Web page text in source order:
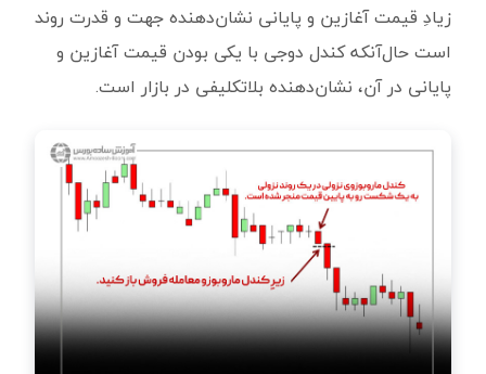
زیادِ قیمت آغازین و پایانی نشان‌دهنده جهت و قدرت روند
است حال‌آنکه کندل دوجی با یکی بودن قیمت آغازین و
پایانی در آن، نشان‌دهنده بلاتکلیفی در بازار است.